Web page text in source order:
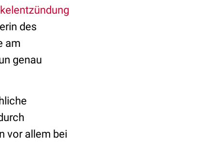
des
am
genau
vor allem bei